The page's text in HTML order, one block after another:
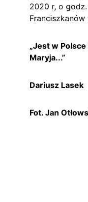
2020 r, o
Franciszkanów
„Jest w
Maryja...”
Dariusz Lasek
Fot. Jan